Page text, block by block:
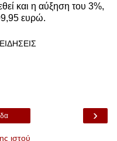
και η αύξηση του 3%,
ευρώ.
›
ιστού